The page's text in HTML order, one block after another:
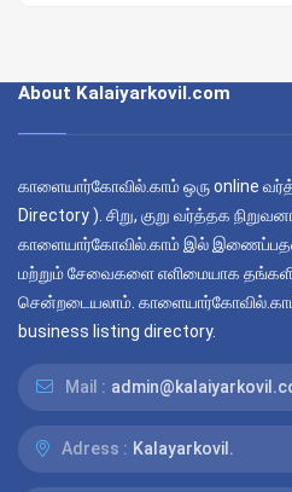
About Kalaiyarkovil.com
காளையார்கோவில்.காம் ஒரு online
Directory ). சிறு, குறு வர்த்தக
காளையார்கோவில்.காம் இல் இணைப்பதன்
மற்றும் சேவைகளை எளிமையாக
சென்றடையலாம். காளையார்கோவில்.காம்
business listing directory.
Mail :
Adress : Kalayarkovil.